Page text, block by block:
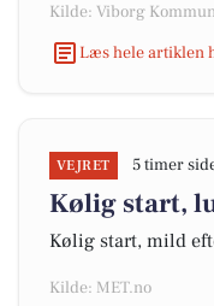
Kilde: Viborg
Læs hele artiklen
VEJRET 5 timer
Kølig start,
Kølig start, mild
Kilde: MET.no